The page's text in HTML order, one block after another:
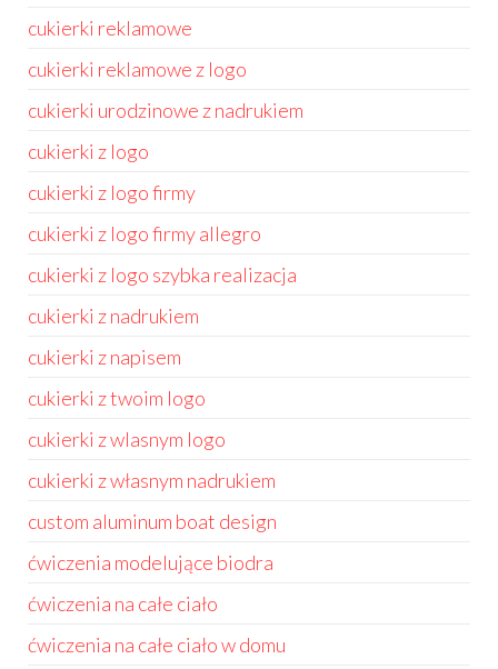
cukierki reklamowe
cukierki reklamowe z logo
cukierki urodzinowe z nadrukiem
cukierki z logo
cukierki z logo firmy
cukierki z logo firmy allegro
cukierki z logo szybka realizacja
cukierki z nadrukiem
cukierki z napisem
cukierki z twoim logo
cukierki z wlasnym logo
cukierki z własnym nadrukiem
custom aluminum boat design
ćwiczenia modelujące biodra
ćwiczenia na całe ciało
ćwiczenia na całe ciało w domu